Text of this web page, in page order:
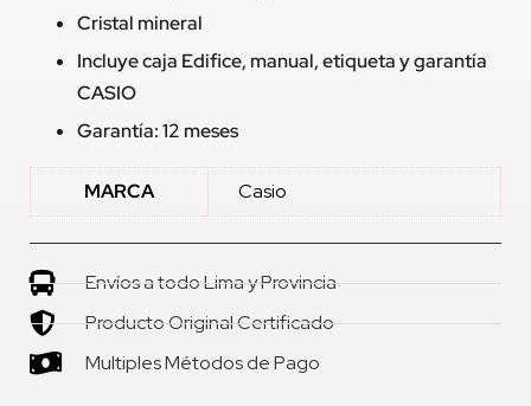
Cristal mineral
Incluye caja Edifice, manual, etiqueta y garantía
CASIO
Garantía: 12 meses
MARCA Casio
Envíos a todo Lima y Provincia
Producto Original Certificado
Multiples Métodos de Pago